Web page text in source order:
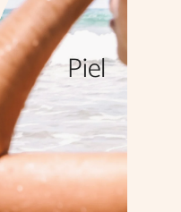
Piel